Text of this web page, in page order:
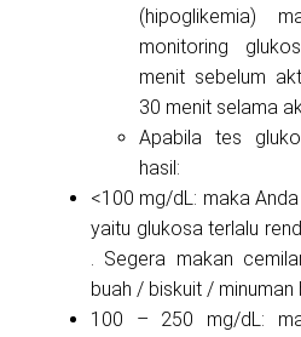
(hipoglikemia)
monitoring
menit sebelum
30 menit selama
Apabila tes
hasil:
<100 mg/dL: maka
yaitu glukosa terlalu
. Segera makan
buah / biskuit / minuman
100 – 250 mg/dL: